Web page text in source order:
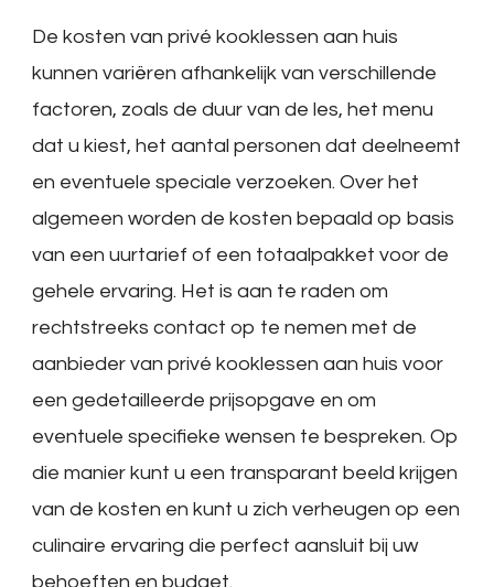
De kosten van privé kooklessen aan huis
kunnen variëren afhankelijk van verschillende
factoren, zoals de duur van de les, het menu
dat u kiest, het aantal personen dat deelneemt
en eventuele speciale verzoeken. Over het
algemeen worden de kosten bepaald op basis
van een uurtarief of een totaalpakket voor de
gehele ervaring. Het is aan te raden om
rechtstreeks contact op te nemen met de
aanbieder van privé kooklessen aan huis voor
een gedetailleerde prijsopgave en om
eventuele specifieke wensen te bespreken. Op
die manier kunt u een transparant beeld krijgen
van de kosten en kunt u zich verheugen op een
culinaire ervaring die perfect aansluit bij uw
behoeften en budget.